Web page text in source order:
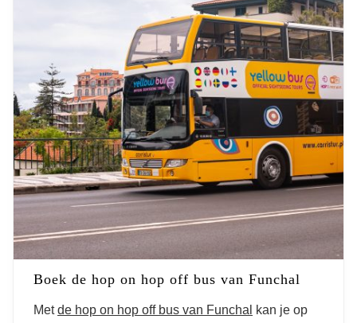
Boek de hop on hop off bus van Funchal
Metde hop on hop off bus van Funchal
kan je op